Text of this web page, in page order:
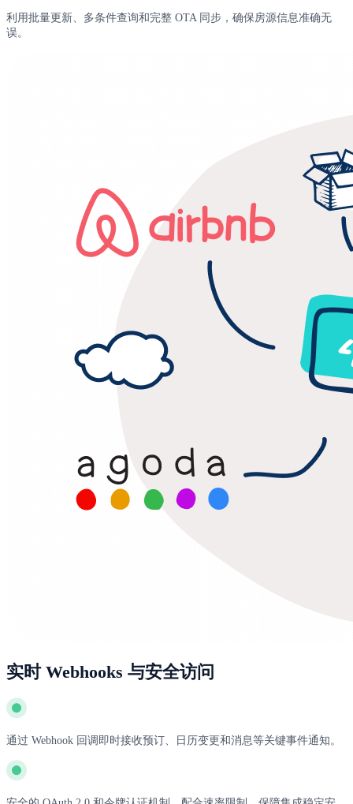
利用批量更新、多条件查询和完整 OTA 同步，确保房源信息准确无
误。
实时 Webhooks 与安全访问
通过 Webhook 回调即时接收预订、日历变更和消息等关键事件通知。